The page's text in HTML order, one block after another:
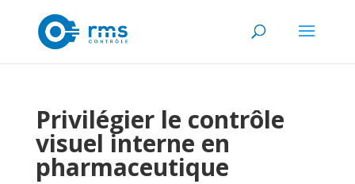
Privilégier le contrôle
visuel interne en
pharmaceutique